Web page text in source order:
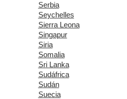
Serbia
Seychelles
Sierra Leona
Singapur
Siria
Somalia
Sri Lanka
Sudáfrica
Sudán
Suecia